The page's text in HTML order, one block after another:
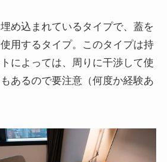
め込まれているタイプで、蓋を
用するタイプ。このタイプは持
によっては、周りに干渉して使
あるので要注意（何度か経験あ